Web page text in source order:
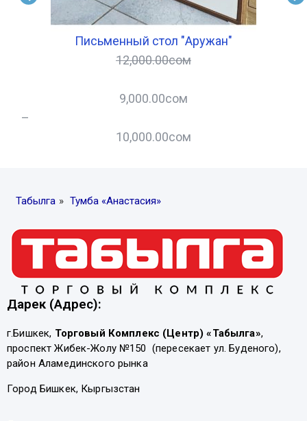
Письменный стол "Аружан"
12,000.00сом
9,000.00сом
–
10,000.00сом
Табылга » Тумба «Анастасия»
Дарек (Адрес):
г.Бишкек, Торговый Комплекс (Центр) «Табылга»,
проспект Жибек-Жолу №150 (пересекает ул. Буденого),
район Аламединского рынка
Город Бишкек, Кыргызстан